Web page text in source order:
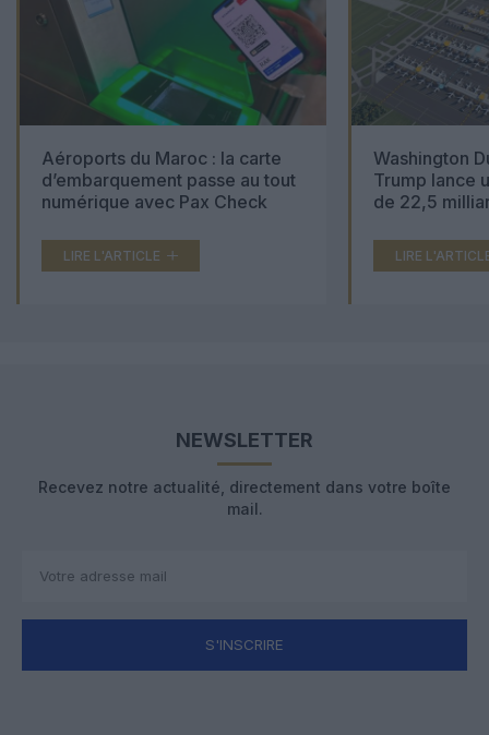
Aéroports du Maroc : la carte
d’embarquement passe au tout
numérique avec Pax Check
LIRE L'ARTICLE
Washington
Trump lance
de 22,5
LIRE
NEWSLETTER
Recevez notre actualité, directement dans votre boîte
mail.
S'INSCRIRE